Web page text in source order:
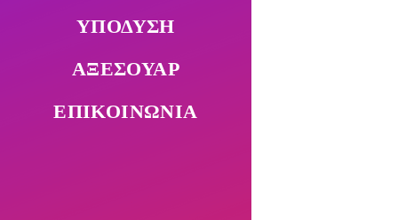
ΥΠΟΔΥΣΗ
ΑΞΕΣΟΥΑΡ
ΕΠΙΚΟΙΝΩΝΙΑ